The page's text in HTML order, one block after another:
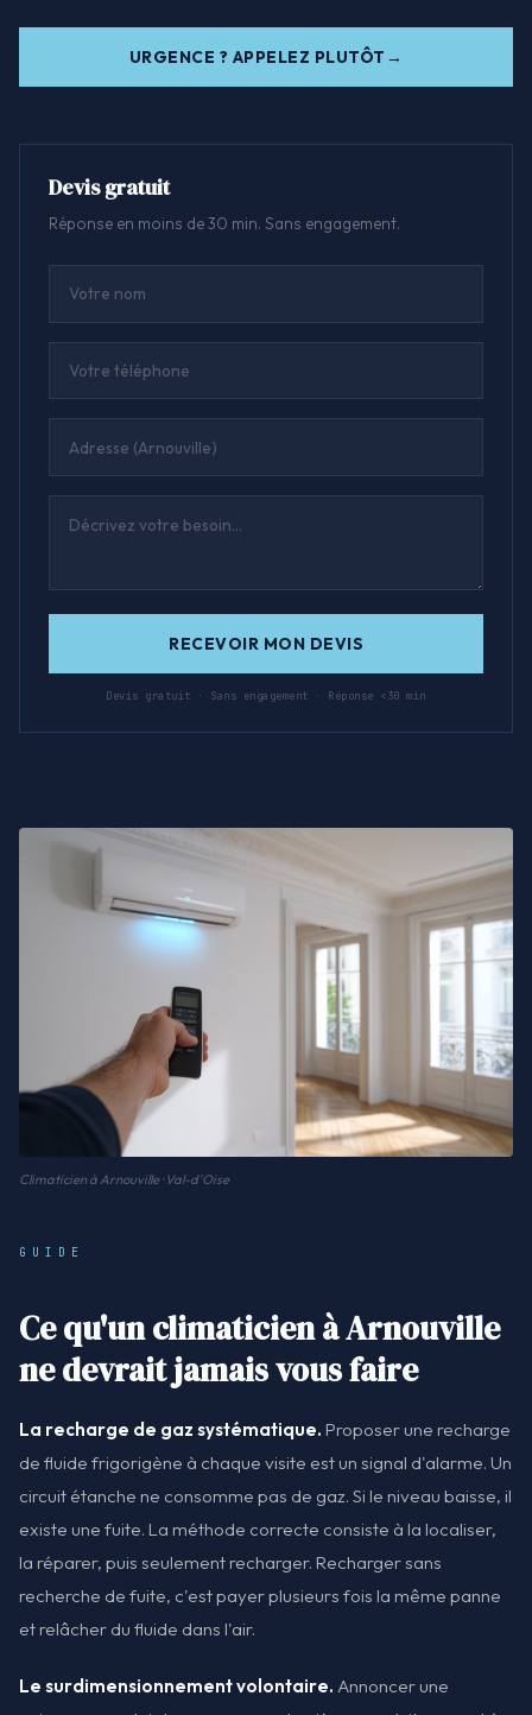
URGENCE ? APPELEZ PLUTÔT
Devis gratuit
Réponse en moins de 30 min. Sans engagement.
RECEVOIR MON DEVIS
Devis gratuit · Sans engagement · Réponse <30 min
Climaticien à Arnouville · Val-d'Oise
GUIDE
Ce qu'un climaticien à Arnouville
ne devrait jamais vous faire
La recharge de gaz systématique. Proposer une recharge
de fluide frigorigène à chaque visite est un signal d'alarme. Un
circuit étanche ne consomme pas de gaz. Si le niveau baisse, il
existe une fuite. La méthode correcte consiste à la localiser,
la réparer, puis seulement recharger. Recharger sans
recherche de fuite, c'est payer plusieurs fois la même panne
et relâcher du fluide dans l'air.
Le surdimensionnement volontaire. Annoncer une